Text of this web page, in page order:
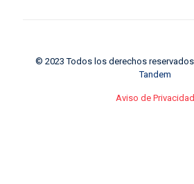
© 2023 Todos los derechos
Tandem
Aviso de Privacidad